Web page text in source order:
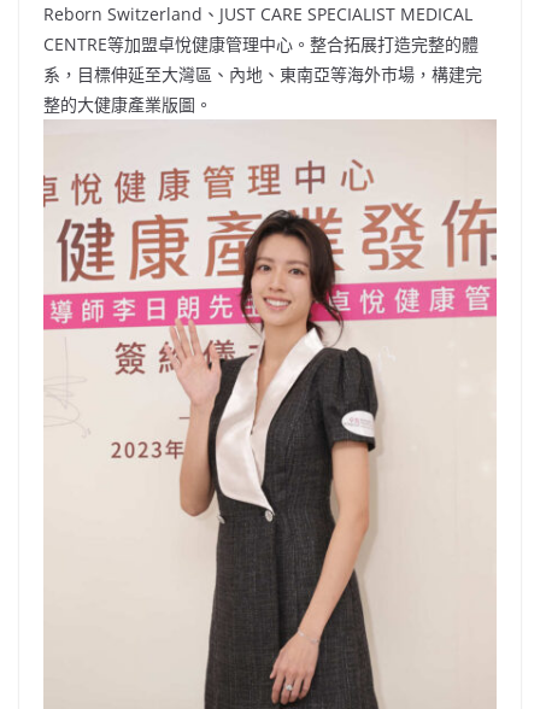
Reborn Switzerland、JUST CARE SPECIALIST MEDICAL
CENTRE等加盟卓悅健康管理中心。整合拓展打造完整的體
系，目標伸延至大灣區、內地、東南亞等海外巿場，構建完
整的大健康產業版圖。